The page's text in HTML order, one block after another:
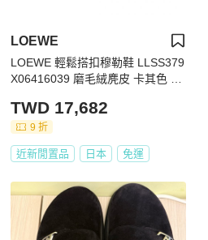
LOEWE
LOEWE 輕鬆搭扣穆勒鞋 LLSS379
X06416039 磨毛絨麂皮 卡其色 米
TWD 17,682
9 折
近新閒置品 日本 免運